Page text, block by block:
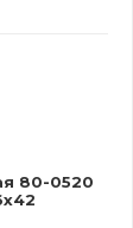
80-0520